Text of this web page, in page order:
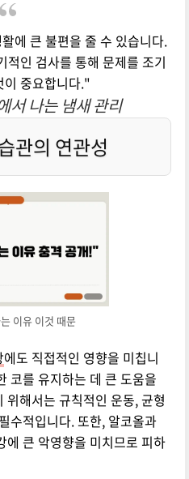
에 큰 불편을 줄 수 있습니다.
적인 검사를 통해 문제를 조기
이 중요합니다."
나는 냄새 관리
관의 연관성
이유 이것 때문
에도 직접적인 영향을 미칩니
코를 유지하는 데 큰 도움을
해서는 규칙적인 운동, 균형
수적입니다. 또한, 알코올과
에 큰 악영향을 미치므로 피하